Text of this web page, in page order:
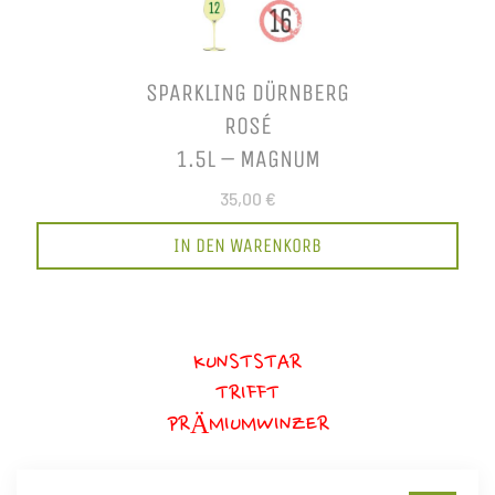
SPARKLING DÜRNBERG
ROSÉ
1.5L – MAGNUM
35,00 €
IN DEN WARENKORB
KUNSTSTAR
TRIFFT
PRÄMIUMWINZER